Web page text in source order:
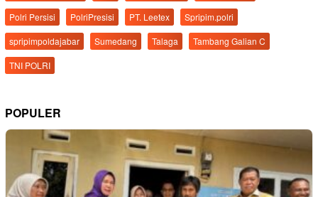
Polri Persisi
PolriPresisi PT. Leetex
Spripim.polri
spripimpoldajabar
Sumedang Talaga
Tambang Galian C
TNI POLRI
POPULER